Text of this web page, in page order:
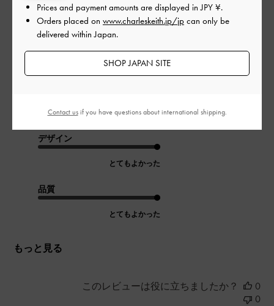
良いところしかない
びっくりするほど軽く、持ち手の部分が大きいので厚手のコー
その他（シューズ以外） |カラー: ブラウン系
デザイン
とてもよかった
品質
とてもよかった
もっと見る
このレビューは役に立ちましたか？
0
0
Prices and payment amounts are displayed inJPY ¥.
Orders placed on www.charleskeith.jp/jp can only be
delivered within Japan.
SHOP JAPAN SITE
Contact usif you have questions about international shipping.